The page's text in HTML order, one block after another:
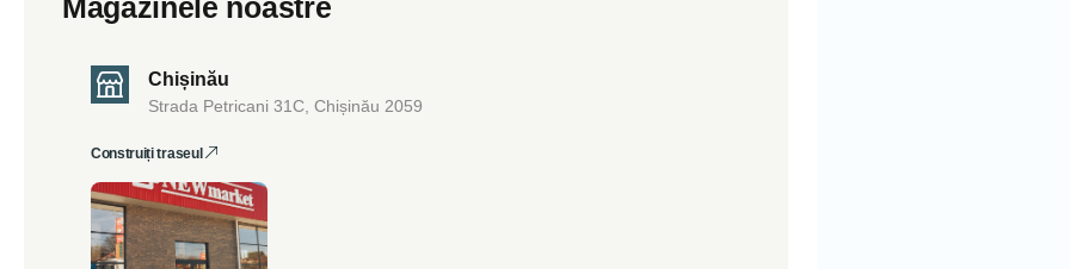
Chișinău
Strada Petricani 31C, Chișinău 2059
Construiți traseul